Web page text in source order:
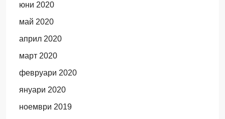
юни 2020
май 2020
април 2020
март 2020
февруари 2020
януари 2020
ноември 2019